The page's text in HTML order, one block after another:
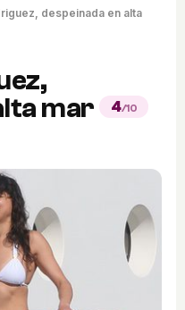
despeinada en alta
mar
4/10